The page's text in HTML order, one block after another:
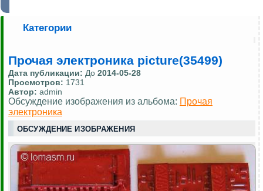
Категории
Прочая электроника picture(35499)
Дата публикации: До 2014-05-28
Просмотров: 1731
Автор: admin
Обсуждение изображения из альбома: Прочая
электроника
ОБСУЖДЕНИЕ ИЗОБРАЖЕНИЯ